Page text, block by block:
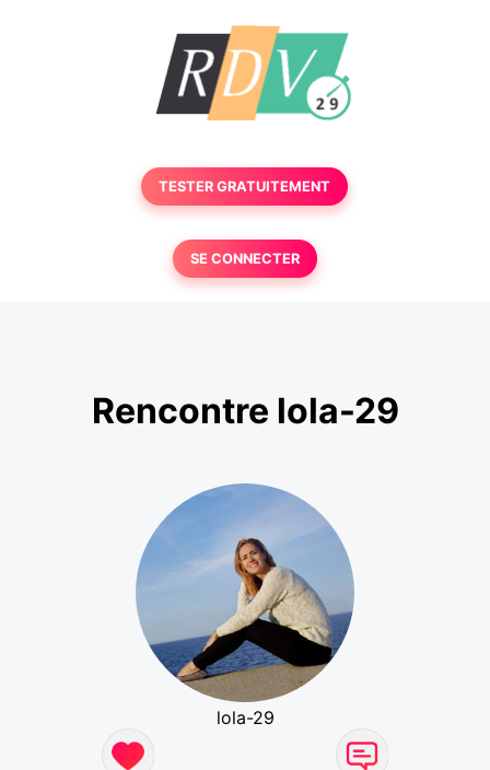
TESTER GRATUITEMENT
SE CONNECTER
Rencontre lola-29
lola-29